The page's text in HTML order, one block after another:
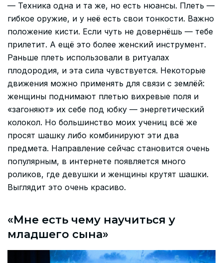
— Техника одна и та же, но есть нюансы. Плеть —
гибкое оружие, и у неё есть свои тонкости. Важно
положение кисти. Если чуть не довернёшь — тебе
прилетит. А ещё это более женский инструмент.
Раньше плеть использовали в ритуалах
плодородия, и эта сила чувствуется. Некоторые
движения можно применять для связи с землёй:
женщины поднимают плетью вихревые поля и
«загоняют» их себе под юбку — энергетический
колокол. Но большинство моих учениц всё же
просят шашку либо комбинируют эти два
предмета. Направление сейчас становится очень
популярным, в интернете появляется много
роликов, где девушки и женщины крутят шашки.
Выглядит это очень красиво.
«Мне есть чему научиться у
младшего сына»